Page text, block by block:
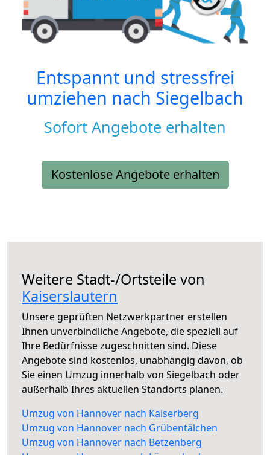
Entspannt und stressfrei
umziehen nach Siegelbach
Sofort Angebote erhalten
Kostenlose Angebote erhalten
Weitere Stadt-/Ortsteile von
Kaiserslautern
Unsere geprüften Netzwerkpartner erstellen
Ihnen unverbindliche Angebote, die speziell auf
Ihre Bedürfnisse zugeschnitten sind. Diese
Angebote sind kostenlos, unabhängig davon, ob
Sie einen Umzug innerhalb von Siegelbach oder
außerhalb Ihres aktuellen Standorts planen.
Umzug von Hannover nach Kaiserberg
Umzug von Hannover nach Grübentälchen
Umzug von Hannover nach Betzenberg